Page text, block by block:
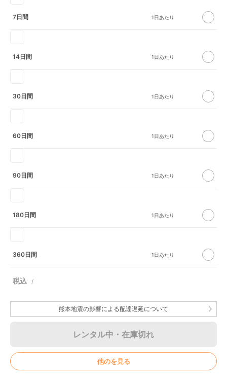
7日間
14日間
30日間
60日間
90日間
180日間
360日間
熊本地震の影響による配達遅延について
レンタル中・在庫切れ
他のを見る